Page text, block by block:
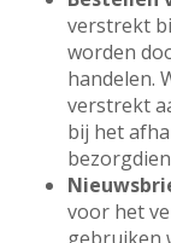
verstrekt
worden
handelen.
verstrekt
bij het
voor het